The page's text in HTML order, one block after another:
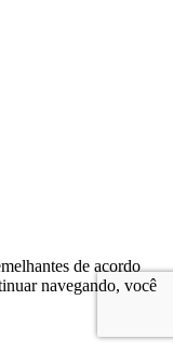
de acordo
navegando, você